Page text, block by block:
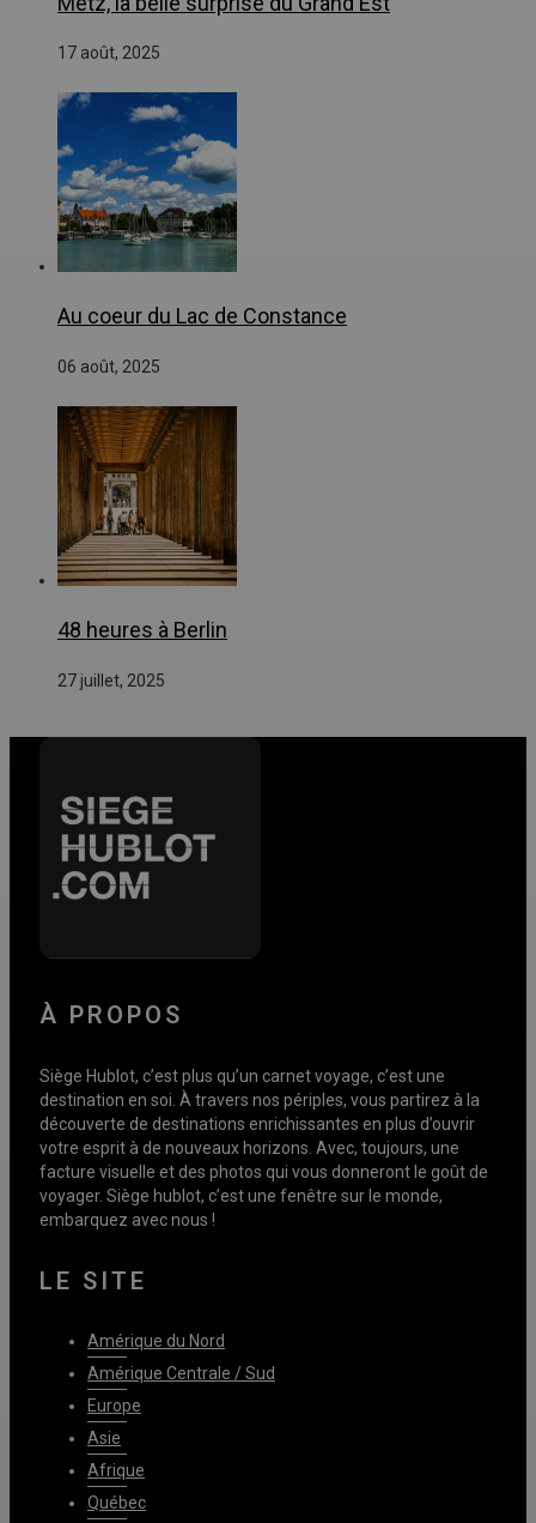
17 août, 2025
Au coeur du Lac de Constance
06 août, 2025
48 heures à Berlin
27 juillet, 2025
À PROPOS
Siège Hublot, c’est plus qu’un carnet voyage, c’est une
destination en soi. À travers nos périples, vous partirez à la
découverte de destinations enrichissantes en plus d’ouvrir
votre esprit à de nouveaux horizons. Avec, toujours, une
facture visuelle et des photos qui vous donneront le goût de
voyager. Siège hublot, c’est une fenêtre sur le monde,
embarquez avec nous !
LE SITE
Amérique du Nord
Amérique Centrale / Sud
Europe
Asie
Afrique
Québec